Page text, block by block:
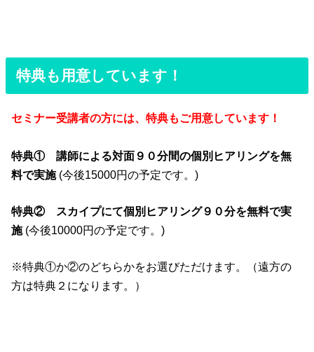
特典も用意しています！
セミナー受講者の方には、特典もご用意しています！
特典①
講師による対面９０分間の個別ヒアリングを無
料で実施(今後15000円の予定です。)
特典②
スカイプにて個別ヒアリング９０分を無料で実
施(今後10000円の予定です。)
※特典①か②のどちらかをお選びただけます。（遠方の
方は特典２になります。）